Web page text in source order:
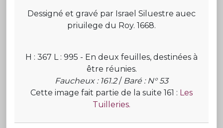
Dessigné et gravé par Israel Siluestre auec
priuilege du Roy. 1668.
H : 367 L : 995 - En deux feuilles, destinées à
être réunies.
Faucheux : 161.2/ Baré : N° 53
Cette image fait partie de la suite 161 : Les
Tuilleries.